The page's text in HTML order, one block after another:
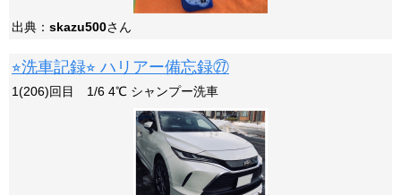
出典： skazu500さん
⭐︎洗車記録⭐︎ ハリアー備忘録㉗
1(206)回目 1/6 4℃ シャンプー洗車